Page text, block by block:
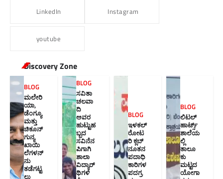
LinkedIn Instagram
youtube
Discovery Zone
BLOG
ಮಲೇರಿ
ಯಾ,
ಡೆಂಗ್ಯೂ
ಮತ್ತು
ಚಿಕೂನ್
ಗುನ್ಯ
ಖಾಯಿ
ಲೆಗಳನ್
ನು
ತಡೆಗಟ್ಟ
ಲು
BLOG
ಸವಿತಾ
ಚಲವಾ
ದಿ
ಅವರ
ಹುಟ್ಟುಹ
ಬ್ಬದ
ಸವಿನೆನ
ಪಿಗಾಗಿ
ಶಾಲಾ
ವಿದ್ಯಾರ್
ಥಿಗಳಿ
BLOG
ಇಳಕಲ್
ರೋಟ
ರಿ ಕ್ಲಬ್
ನೂತನ‌
ಪದಾಧಿ
ಕಾರಿಗಳ
ಪದಗ್ರ
BLOG
ಲಿಟಲ್
ಹಾರ್ಟ್ಸ್
ಶಾಲೆಯ
ಲ್ಲಿ
ತಾಲೂ
ಕು
ಮಟ್ಟದ
ಯೋಗಾ